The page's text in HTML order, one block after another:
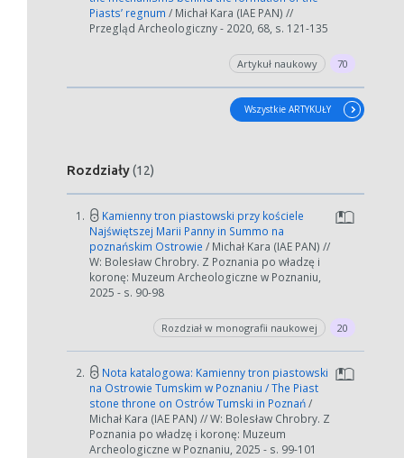
Piasts’ regnum / Michał Kara (IAE PAN) //
Przegląd Archeologiczny - 2020, 68, s. 121-135
Artykuł naukowy 70
Wszystkie ARTYKUŁY
Rozdziały(12)
1.
Kamienny tron piastowski przy kościele
Najświętszej Marii Panny in Summo na
poznańskim Ostrowie / Michał Kara (IAE PAN) //
W: Bolesław Chrobry. Z Poznania po władzę i
koronę: Muzeum Archeologiczne w Poznaniu,
2025 - s. 90-98
Rozdział w monografii naukowej 20
2.
Nota katalogowa: Kamienny tron piastowski
na Ostrowie Tumskim w Poznaniu / The Piast
stone throne on Ostrów Tumski in Poznań/
Michał Kara (IAE PAN) // W: Bolesław Chrobry. Z
Poznania po władzę i koronę: Muzeum
Archeologiczne w Poznaniu, 2025 - s. 99-101